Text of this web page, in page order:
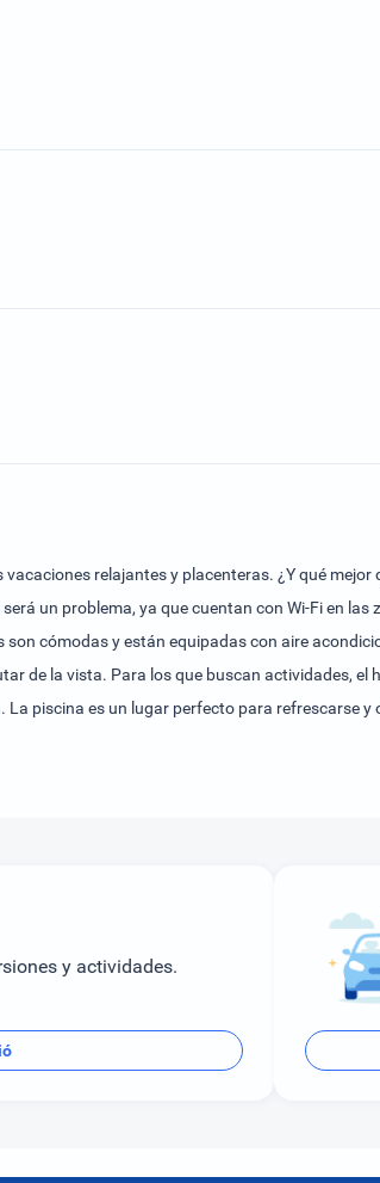
relajantes y placenteras. ¿Y qué
un problema, ya que cuentan con Wi-Fi en
cómodas y están equipadas con aire
de la vista. Para los que buscan actividades,
piscina es un lugar perfecto para refrescarse y
y actividades.